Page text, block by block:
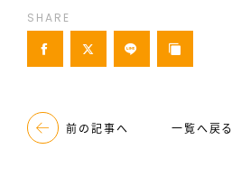
SHARE
前の記事へ 一覧へ戻る